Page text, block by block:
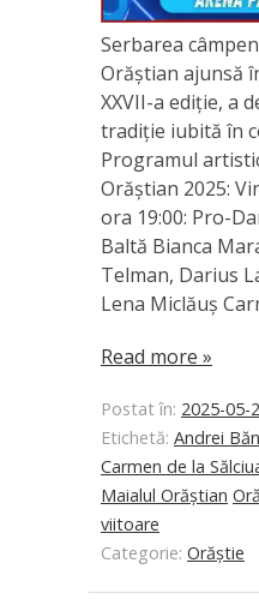
Serbarea
Orăștian ajunsă
XXVII-a ediție, a
tradiție iubită în
Programul
Orăștian 2025:
ora 19:00: Pro-
Baltă Bianca
Telman, Darius
Lena Miclăuș
Read more »
Postat în: 2025-05-
Etichetă: Andrei
Carmen de la
Maialul Orăștian
viitoare
Categorie: Orăștie